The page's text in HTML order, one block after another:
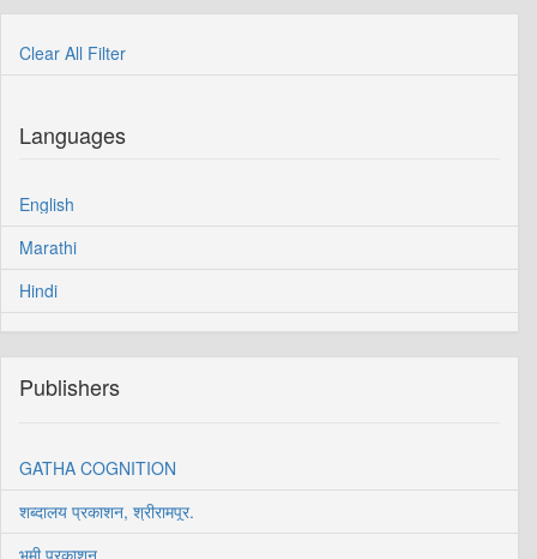
Clear All Filter
Languages
English
Marathi
Hindi
Publishers
GATHA COGNITION
शब्दालय प्रकाशन, श्रीरामपूर.
भूमी प्रकाशन